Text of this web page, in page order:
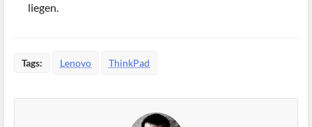
liegen.
Tags: Lenovo ThinkPad